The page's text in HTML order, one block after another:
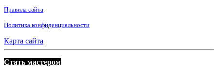
Правила сайта
Политика конфиденциальности
Карта сайта
Стать мастером